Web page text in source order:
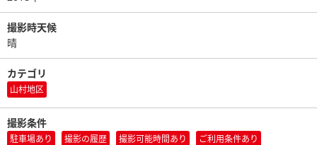
撮影時天候
晴
カテゴリ
山村地区
撮影条件
駐車場あり 撮影の履歴 撮影可能時間あり
ご利用条件あり